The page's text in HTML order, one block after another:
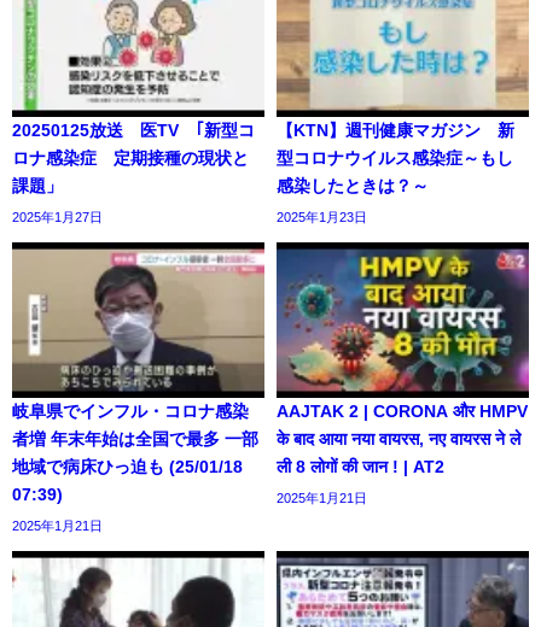
20250125放送 医TV ｢新型コ
ロナ感染症 定期接種の現状と
課題」
2025年1月27日
【KTN】週刊健康マガジン 新
型コロナウイルス感染症～もし
感染したときは？～
2025年1月23日
岐阜県でインフル・コロナ感染
者増 年末年始は全国で最多 一部
地域で病床ひっ迫も (25/01/18
07:39)
2025年1月21日
AAJTAK 2 | CORONA और HMPV
के बाद आया नया वायरस, नए वायरस ने ले
ली 8 लोगों की जान ! | AT2
2025年1月21日